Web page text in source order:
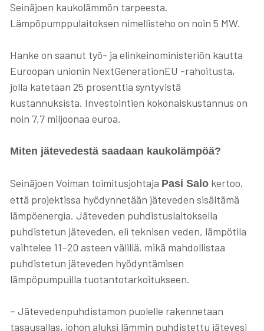
Seinäjoen kaukolämmön tarpeesta.
Lämpöpumppulaitoksen nimellisteho on noin 5 MW.
Hanke on saanut työ- ja elinkeinoministeriön kautta
Euroopan unionin NextGenerationEU -rahoitusta,
jolla katetaan 25 prosenttia syntyvistä
kustannuksista. Investointien kokonaiskustannus on
noin 7,7 miljoonaa euroa.
Miten jätevedestä saadaan kaukolämpöä?
Seinäjoen Voiman toimitusjohtaja Pasi Salokertoo,
että projektissa hyödynnetään jäteveden sisältämä
lämpöenergia. Jäteveden puhdistuslaitoksella
puhdistetun jäteveden, eli teknisen veden, lämpötila
vaihtelee 11–20 asteen välillä, mikä mahdollistaa
puhdistetun jäteveden hyödyntämisen
lämpöpumpuilla tuotantotarkoitukseen.
– Jätevedenpuhdistamon puolelle rakennetaan
tasausallas, johon aluksi lämmin puhdistettu jätevesi